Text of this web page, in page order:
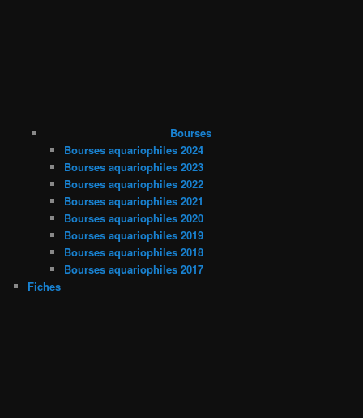
Bourses
Bourses aquariophiles 2024
Bourses aquariophiles 2023
Bourses aquariophiles 2022
Bourses aquariophiles 2021
Bourses aquariophiles 2020
Bourses aquariophiles 2019
Bourses aquariophiles 2018
Bourses aquariophiles 2017
Fiches